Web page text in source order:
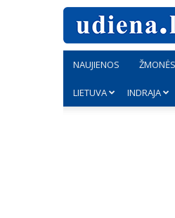
NAUJIENOS ŽMONĖS
LIETUVA INDRAJA